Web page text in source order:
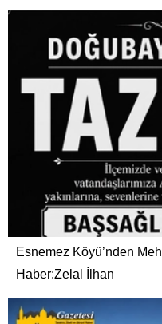
Esnemez Köyü’nden
Haber:Zelal İlhan